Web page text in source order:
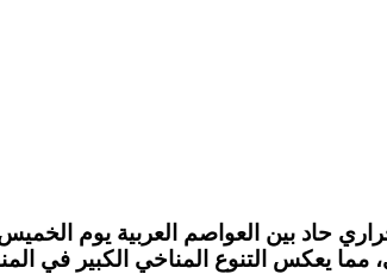
حاد بين العواصم العربية يوم
يعكس التنوع المناخي الكبير في